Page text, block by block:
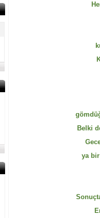
Belki
ya bir